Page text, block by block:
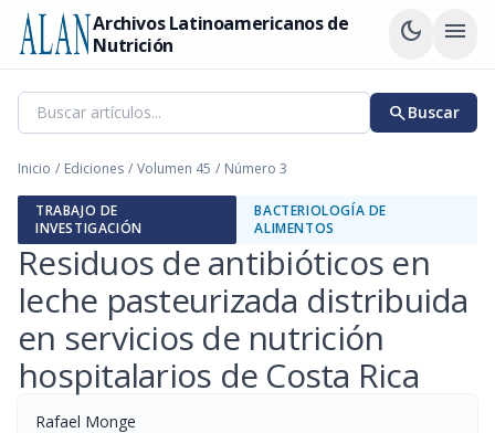
Archivos Latinoamericanos de
Nutrición
dark_mode menu
searchBuscar
Inicio / Ediciones / Volumen 45 / Número 3
TRABAJO DE
INVESTIGACIÓN
BACTERIOLOGÍA DE
ALIMENTOS
Residuos de antibióticos en
leche pasteurizada distribuida
en servicios de nutrición
hospitalarios de Costa Rica
Rafael Monge